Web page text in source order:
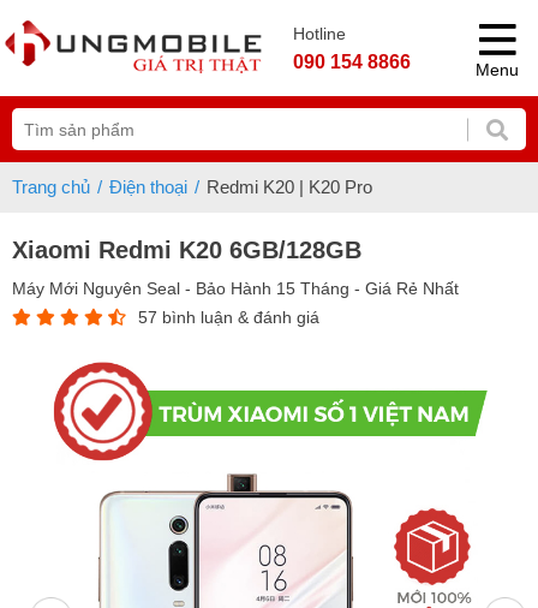
Hotline
090 154 8866 Menu
Trang chủ Điện thoại Redmi K20 | K20 Pro
Xiaomi Redmi K20 6GB/128GB
Máy Mới Nguyên Seal - Bảo Hành 15 Tháng - Giá Rẻ Nhất
57 bình luận & đánh giá